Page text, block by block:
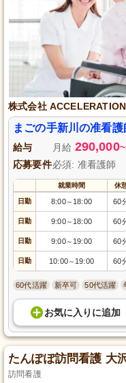
株式会社 ACCELERATION
まごの手新川の准看
給与 月給 290,000~
応募要件必須: 准看護師
就業時間 休
日勤 8:00～ 18:00 60
日勤 9:00～ 18:00 60
日勤 9:00～ 19:00 60
日勤 10:00～ 19:00 60
60代活躍 新卒可 50代活躍
お気に入り に追加
たんぽぽ訪問看護 大
訪問看護